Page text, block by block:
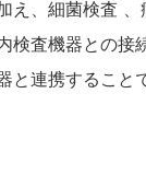
え、細菌検査
検査機器との接
と連携すること